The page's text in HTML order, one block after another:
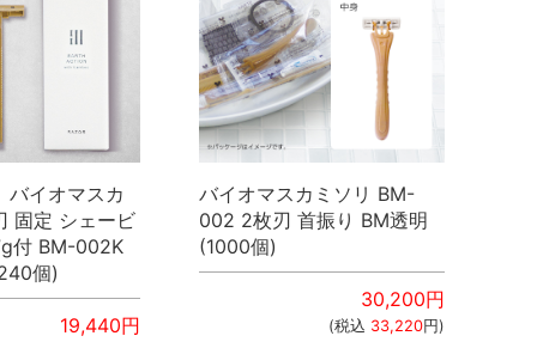
バイオマスカ
固定 シェービ
付 BM-002K
個)
19,440円
バイオマスカミソリ BM-
002 2枚刃 首振り BM透明
(1000個)
30,200円
(税込 33,220円)